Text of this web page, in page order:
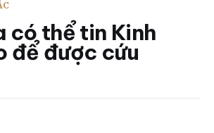
có thể tin Kinh
để được cứu